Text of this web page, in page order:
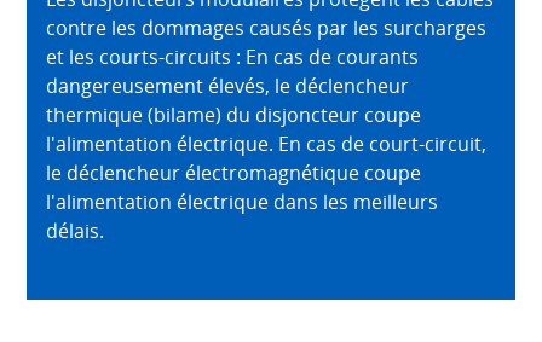
contre les dommages causés par les surcharges
et les courts-circuits : En cas de courants
dangereusement élevés, le déclencheur
thermique (bilame) du disjoncteur coupe
l'alimentation électrique. En cas de court-circuit,
le déclencheur électromagnétique coupe
l'alimentation électrique dans les meilleurs
délais.